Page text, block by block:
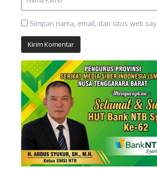
Simpan nama, email, dan situs web